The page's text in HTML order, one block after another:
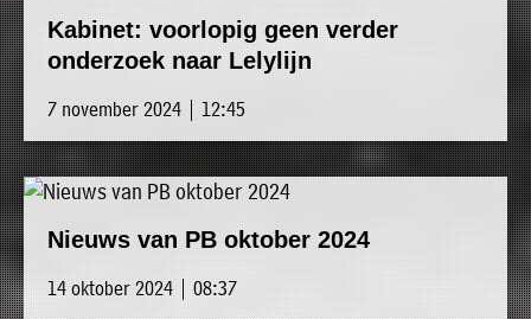
Kabinet: voorlopig geen verder
onderzoek naar Lelylijn
7 november 2024 | 12:45
Nieuws van PB oktober 2024
14 oktober 2024 | 08:37